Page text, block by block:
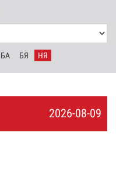
БА БЯ НЯ
2026-08-09